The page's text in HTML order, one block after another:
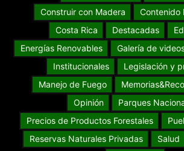
Construir con Madera
Contenido
Costa Rica
Destacadas
Energías Renovables
Galería de
Institucionales
Legislación y
Manejo de Fuego
Opinión
Parques
Precios de Productos Forestales
Reservas Naturales Privadas
Salud